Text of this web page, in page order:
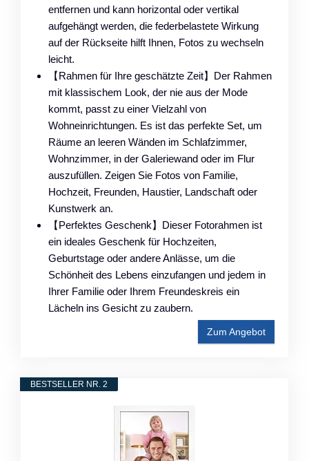
entfernen und kann horizontal oder vertikal
aufgehängt werden, die federbelastete Wirkung
auf der Rückseite hilft Ihnen, Fotos zu wechseln
leicht.
【Rahmen für Ihre geschätzte Zeit】Der Rahmen
mit klassischem Look, der nie aus der Mode
kommt, passt zu einer Vielzahl von
Wohneinrichtungen. Es ist das perfekte Set, um
Räume an leeren Wänden im Schlafzimmer,
Wohnzimmer, in der Galeriewand oder im Flur
auszufüllen. Zeigen Sie Fotos von Familie,
Hochzeit, Freunden, Haustier, Landschaft oder
Kunstwerk an.
【Perfektes Geschenk】Dieser Fotorahmen ist
ein ideales Geschenk für Hochzeiten,
Geburtstage oder andere Anlässe, um die
Schönheit des Lebens einzufangen und jedem in
Ihrer Familie oder Ihrem Freundeskreis ein
Lächeln ins Gesicht zu zaubern.
Zum Angebot
BESTSELLER NR. 2